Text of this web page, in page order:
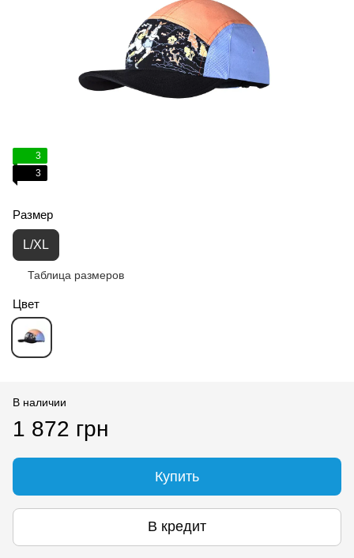
3
3
Размер
L/XL
Таблица размеров
Цвет
В наличии
1 872 грн
Купить
В кредит